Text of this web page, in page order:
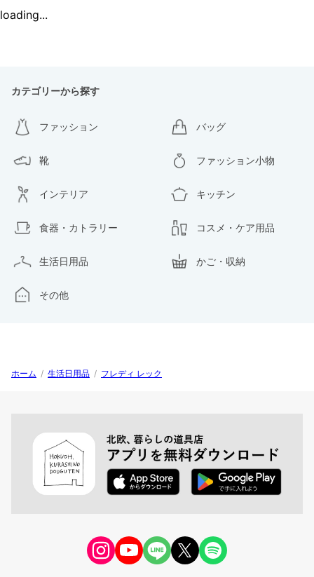
loading...
カテゴリーから探す
ファッション バッグ
靴 ファッション小物
インテリア キッチン
食器・カトラリー コスメ・ケア用品
生活日用品 かご・収納
その他
ホーム / 生活日用品 / フレディ レック